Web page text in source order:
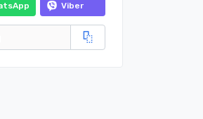
Viber